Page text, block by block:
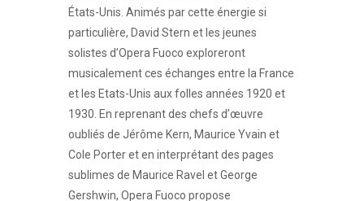
États-Unis. Animés par cette énergie si
particulière, David Stern et les jeunes
solistes d’Opera Fuoco exploreront
musicalement ces échanges entre la France
et les Etats-Unis aux folles années 1920 et
1930. En reprenant des chefs d’œuvre
oubliés de Jérôme Kern, Maurice Yvain et
Cole Porter et en interprétant des pages
sublimes de Maurice Ravel et George
Gershwin, Opera Fuoco propose